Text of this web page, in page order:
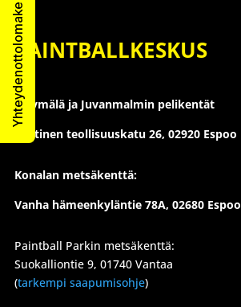
Yhteydenottolomake
PAINTBALLKESKUS
Myymälä ja Juvanmalmin pelikentät
Läntinen teollisuuskatu 26, 02920 Espoo
Konalan metsäkenttä:
Vanha hämeenkyläntie 78A, 02680 Espoo
Paintball Parkin metsäkenttä:
Suokalliontie 9, 01740 Vantaa
(tarkempi saapumisohje)